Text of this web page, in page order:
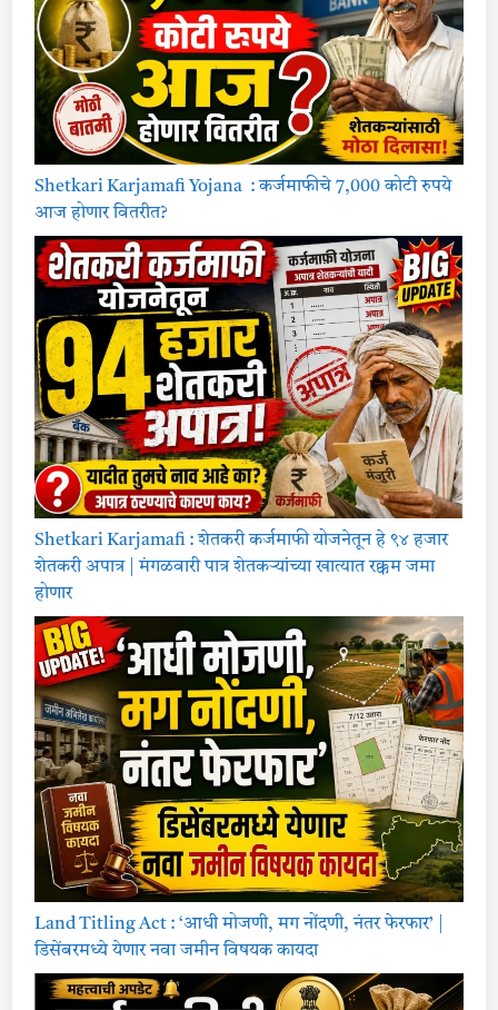
Shetkari Karjamafi Yojana : कर्जमाफीचे 7,000 कोटी रुपये
आज होणार वितरीत?
Shetkari Karjamafi : शेतकरी कर्जमाफी योजनेतून हे ९४ हजार
शेतकरी अपात्र | मंगळवारी पात्र शेतकऱ्यांच्या खात्यात रक्कम जमा
होणार
Land Titling Act : ‘आधी मोजणी, मग नोंदणी, नंतर फेरफार’ |
डिसेंबरमध्ये येणार नवा जमीन विषयक कायदा